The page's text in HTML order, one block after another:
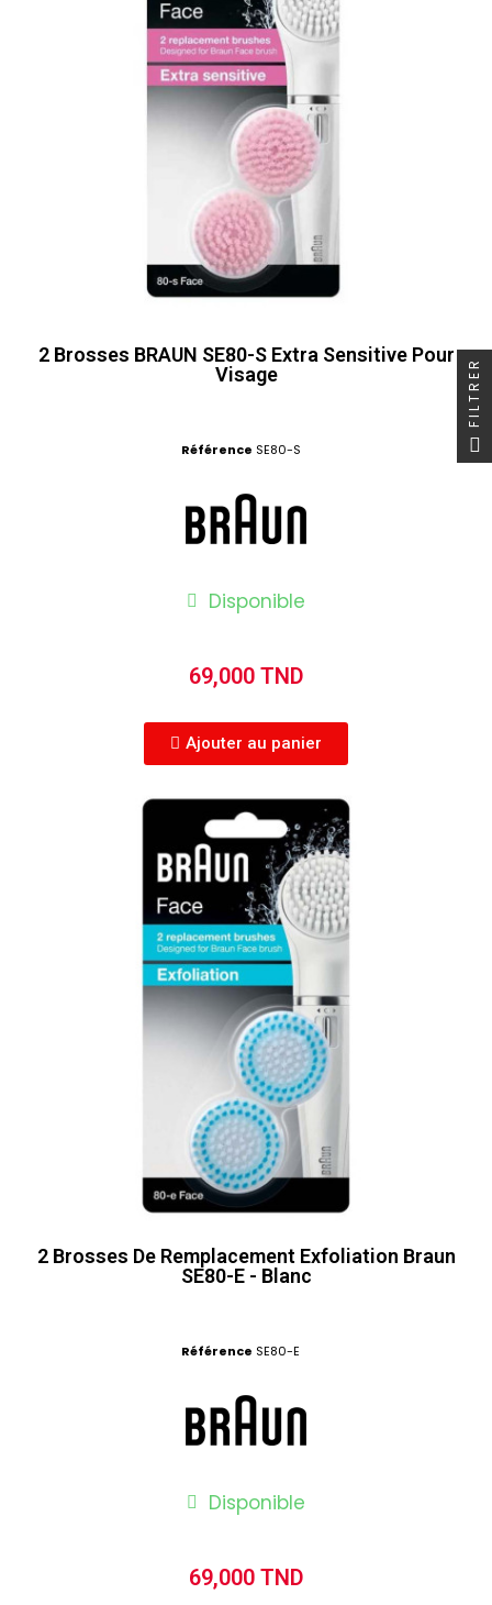
2 Brosses BRAUN SE80-S Extra Sensitive Pour
Visage
Référence SE80-S
Disponible
69,000 TND
Ajouter au panier
2 Brosses De Remplacement Exfoliation Braun
SE80-E - Blanc
Référence SE80-E
Disponible
69,000 TND
FILTRER